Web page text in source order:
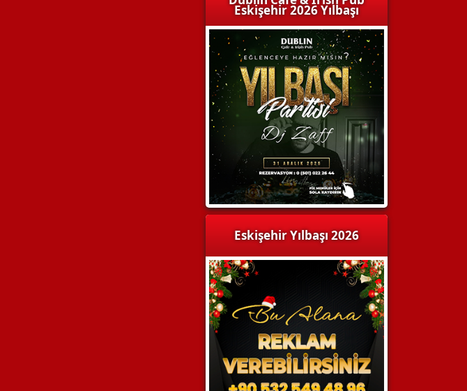
Eskişehir 2026 Yılbaşı
Eskişehir Yılbaşı 2026